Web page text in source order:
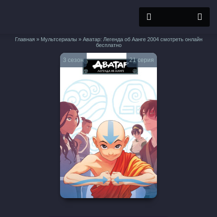
Главная» Мультсериалы » Аватар: Легенда об Аанге 2004 смотреть онлайн
бесплатно
3 сезон 21 серия